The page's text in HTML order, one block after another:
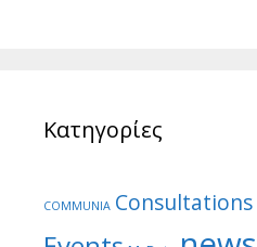
Κατηγορίες
COMMUNIA Consultations